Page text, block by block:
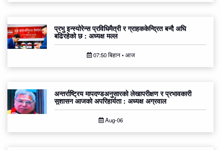
प्रभु इन्स्योरेन्स प्रविधिमैत्री र ग्राहककेन्द्रित बन्दै अघि
बढिरहेको छ : अध्यक्ष मल्ल
07:50 बिहान • आज
अन्तर्राष्ट्रिय मापदण्डअनुसारको लेखापरीक्षण र प्रभावकारी
सुशासन आजको अपरिहार्यता : अध्यक्ष अग्रवाल
Aug-06